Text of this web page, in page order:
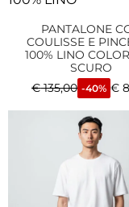
PANTALONE
COULISSE E
100% LINO
SCURO
€135,00 -40% €